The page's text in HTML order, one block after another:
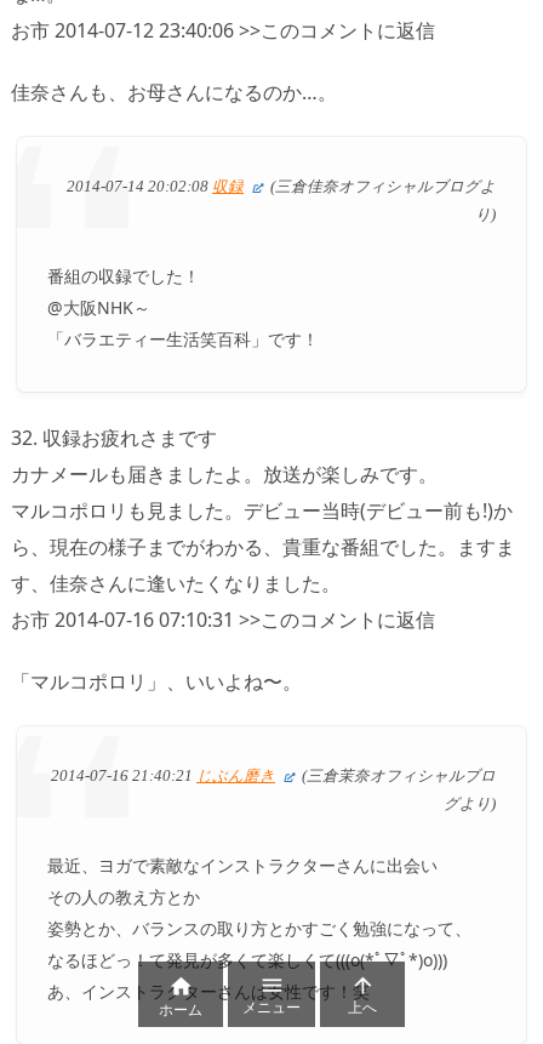
お市 2014-07-12 23:40:06 >>このコメントに返信
佳奈さんも、お母さんになるのか…。
2014-07-14 20:02:08 収録
(三倉佳奈オフィシャルブログよ
り)
番組の収録でした！
@大阪NHK～
「バラエティー生活笑百科」です！
32. 収録お疲れさまです
カナメールも届きましたよ。放送が楽しみです。
マルコポロリも見ました。デビュー当時(デビュー前も!)か
ら、現在の様子までがわかる、貴重な番組でした。ますま
す、佳奈さんに逢いたくなりました。
お市 2014-07-16 07:10:31 >>このコメントに返信
「マルコポロリ」、いいよね〜。
2014-07-16 21:40:21 じぶん磨き
(三倉茉奈オフィシャルブロ
グより)
最近、ヨガで素敵なインストラクターさんに出会い
その人の教え方とか
姿勢とか、バランスの取り方とかすごく勉強になって、
なるほどっ！て発見が多くて楽しくて(((o(*ﾟ▽ﾟ*)o)))
あ、インストラクターさんは女性です！笑

ホーム

メニュー

上へ